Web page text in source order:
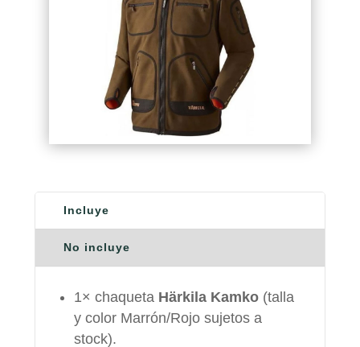
Incluye
No incluye
1× chaqueta Härkila Kamko(talla
y color Marrón/Rojo sujetos a
stock).